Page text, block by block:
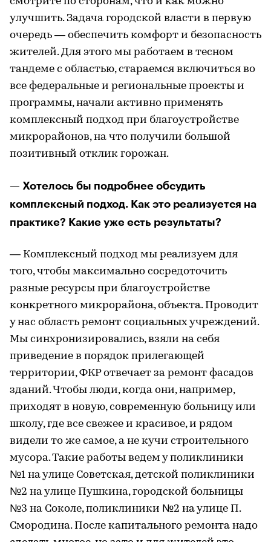
улучшить. Задача городской власти в первую
очередь — обеспечить комфорт и безопасность
жителей. Для этого мы работаем в тесном
тандеме с областью, стараемся включиться во
все федеральные и региональные проекты и
программы, начали активно применять
комплексный подход при благоустройстве
микрорайонов, на что получили большой
позитивный отклик горожан.
— Хотелось бы подробнее обсудить
комплексный подход. Как это реализуется на
практике? Какие уже есть результаты?
— Комплексный подход мы реализуем для
того, чтобы максимально сосредоточить
разные ресурсы при благоустройстве
конкретного микрорайона, объекта. Проводит
у нас область ремонт социальных учреждений.
Мы синхронизировались, взяли на себя
приведение в порядок прилегающей
территории, ФКР отвечает за ремонт фасадов
зданий. Чтобы люди, когда они, например,
приходят в новую, современную больницу или
школу, где все свежее и красивое, и рядом
видели то же самое, а не кучи строительного
мусора. Такие работы ведем у поликлиники
№1 на улице Советская, детской поликлиники
№2 на улице Пушкина, городской больницы
№3 на Соколе, поликлиники №2 на улице П.
Смородина. После капитального ремонта надо